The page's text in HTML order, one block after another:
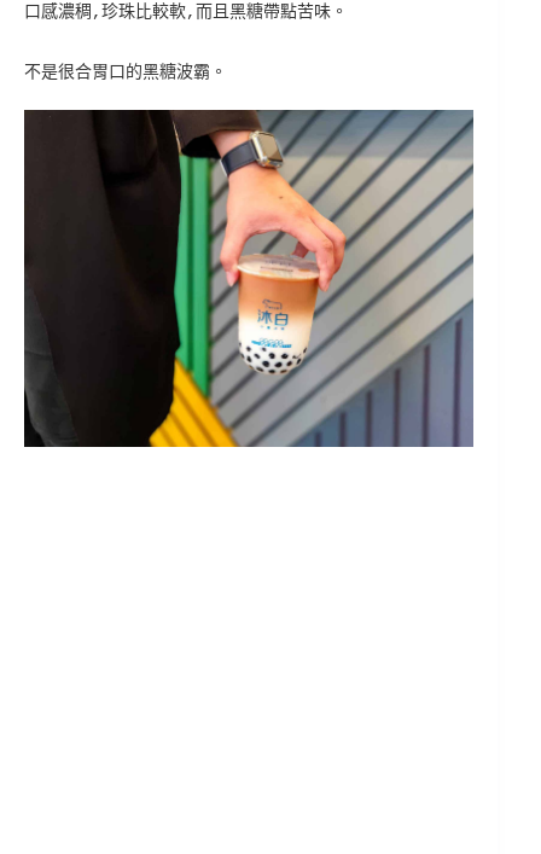
口感濃稠,珍珠比較軟,而且黑糖帶點苦味。
不是很合胃口的黑糖波霸。